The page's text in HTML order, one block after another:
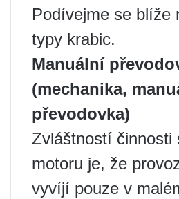
Podívejme se blíže
typy krabic.
Manuální
(mechanika,
převodovka)
Zvláštností činnosti
motoru je, že
vyvíjí pouze v